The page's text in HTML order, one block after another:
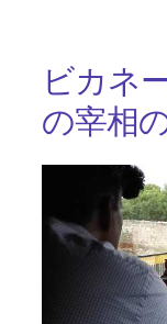
ビカネ
の宰相